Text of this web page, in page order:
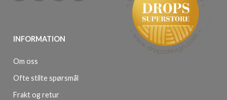
INFORMATION
Om oss
Ofte stilte spørsmål
Frakt og retur